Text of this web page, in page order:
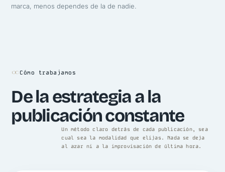
marca, menos dependes de la de nadie.
Cómo trabajamos
De la estrategia a la
publicación constante
Un método claro detrás de cada publicación, sea
cual sea la modalidad que elijas. Nada se deja
al azar ni a la improvisación de última hora.